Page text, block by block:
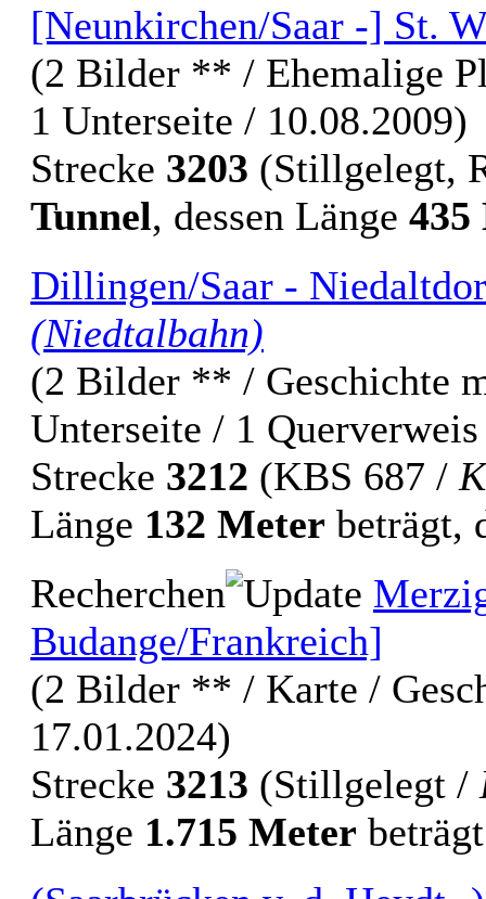
[Neunkirchen/Saar -] St.
(2 Bilder ** / Ehemalige
1 Unterseite / 10.08.2009)
Strecke 3203 (Stillgelegt,
Tunnel, dessen Länge 435
Dillingen/Saar -
(Niedtalbahn)
(2 Bilder ** / Geschichte
Unterseite / 1
Strecke 3212 (KBS 687 /
Länge 132 Meter beträgt,
Recherchen
Budange/Frankreich]
(2 Bilder ** / Karte /
17.01.2024)
Strecke 3213 (Stillgelegt /
Länge 1.715 Meter